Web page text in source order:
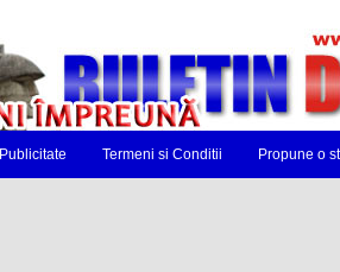
Publicitate Termeni si Conditii Propune o